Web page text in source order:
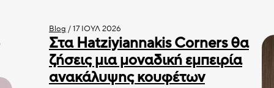
Blog /17 ΙΟΎΛ 2026
Στα Hatziyiannakis Corners θα
ζήσεις μια μοναδική εμπειρία
ανακάλυψης κουφέτων